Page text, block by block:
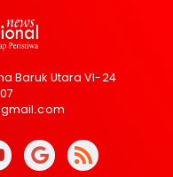
Baruk Utara VI-24